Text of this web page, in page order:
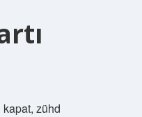
kapat, zühd